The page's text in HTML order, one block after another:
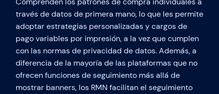
través de datos de primera mano, lo que les permite
adoptar estrategias personalizadas y cargos de
pago variables por impresión, a la vez que cumplen
con las normas de privacidad de datos. Además, a
diferencia de la mayoría de las plataformas que no
ofrecen funciones de seguimiento más allá de
mostrar banners, los RMN facilitan el seguimiento